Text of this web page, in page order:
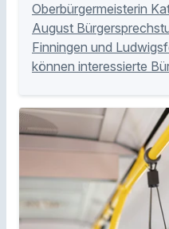
Oberbürgermeisterin
August
Finningen und
können interessierte